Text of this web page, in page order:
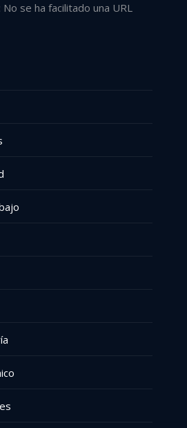
se ha facilitado una URL